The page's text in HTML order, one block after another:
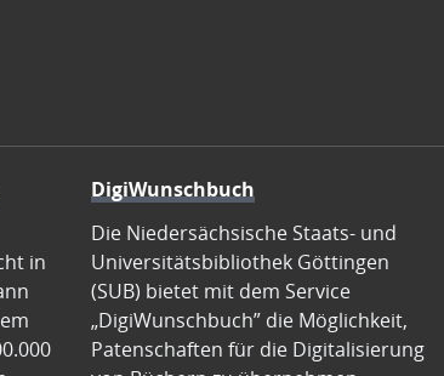
in
DigiWunschbuch
Die Niedersächsische Staats- und
Universitätsbibliothek Göttingen
(SUB) bietet mit dem Service
„DigiWunschbuch” die Möglichkeit,
Patenschaften für die Digitalisierung